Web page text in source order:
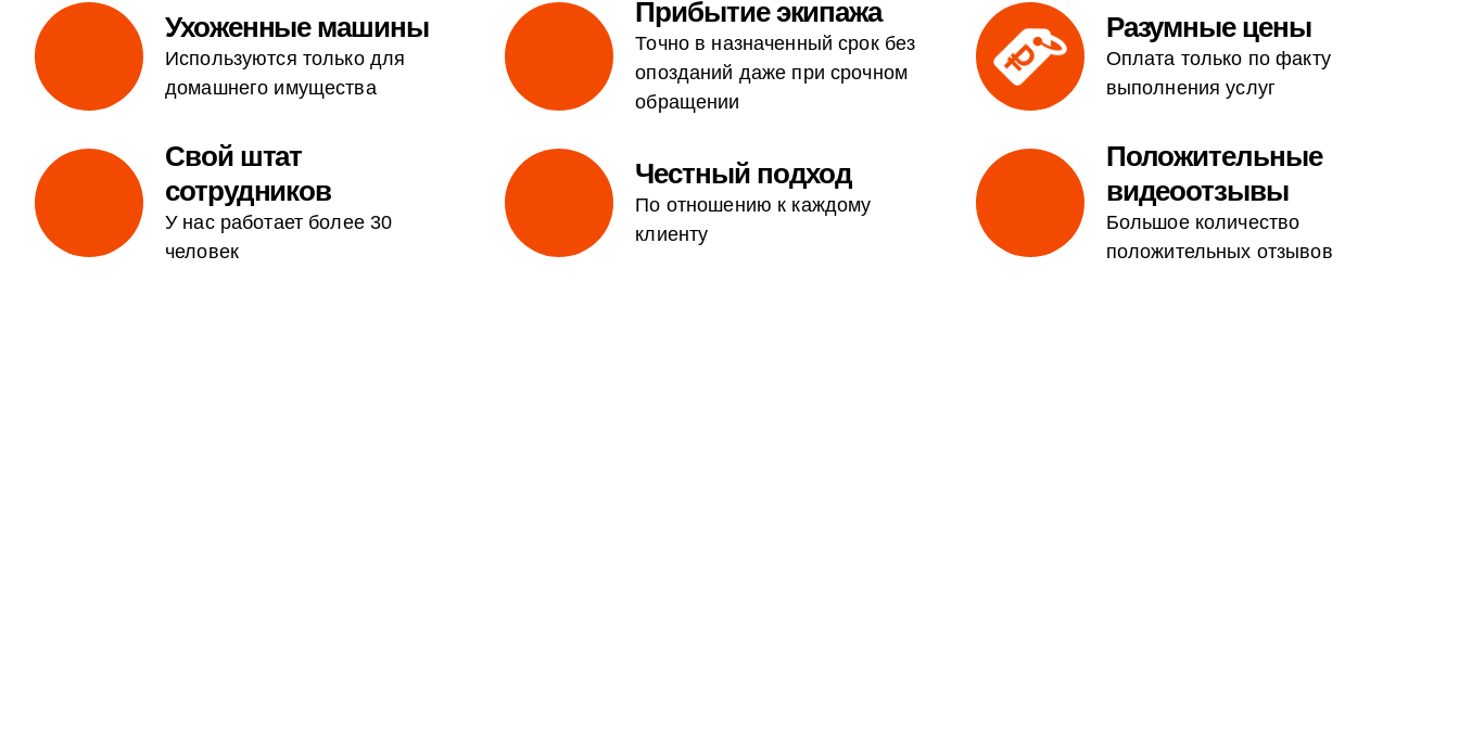
Ухоженные машины
Используются только для
домашнего имущества
Прибытие экипажа
Точно в назначенный срок без
опозданий даже при срочном
обращении
Разумные цены
Оплата только по факту
выполнения услуг
Свой штат
сотрудников
У нас работает более 30
человек
Честный подход
По отношению к каждому
клиенту
Положительные
видеоотзывы
Большое количество
положительных отзывов